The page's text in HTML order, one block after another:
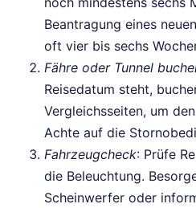
Beantragung eines
oft vier bis sechs
Fähre oder Tunnel
Reisedatum steht,
Vergleichsseiten, um
Achte auf die
Fahrzeugcheck: Prüfe
die Beleuchtung.
Scheinwerfer oder